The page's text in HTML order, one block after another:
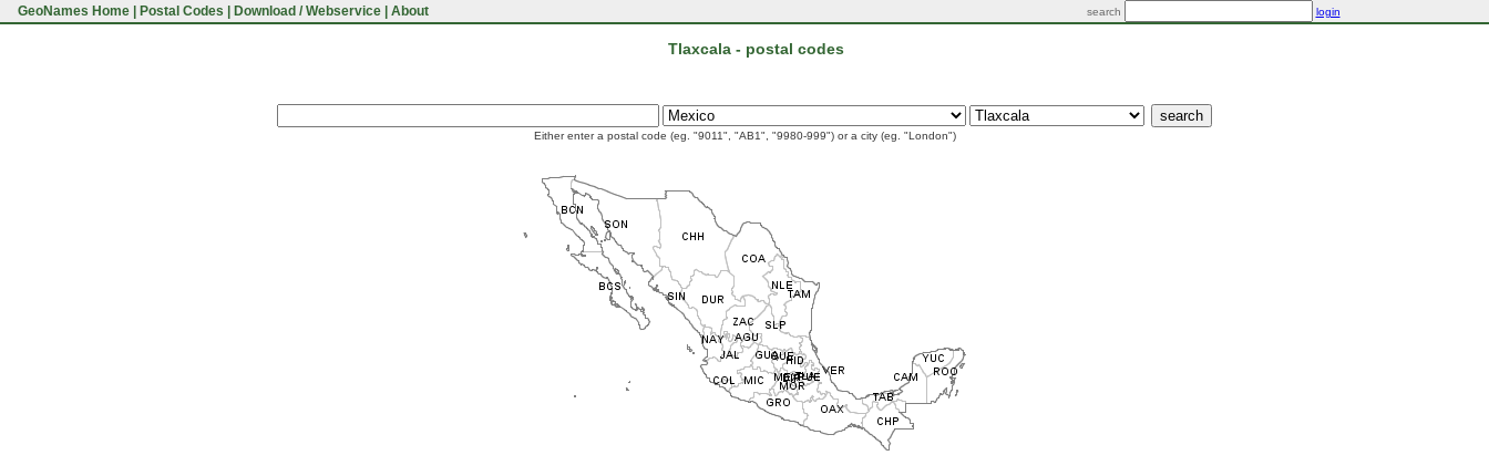
GeoNames Home Postal Codes Download / Webservice About search login
Tlaxcala - postal codes
Either enter a postal code (eg. "9011", "AB1", "9980-999") or a city (eg. "London")